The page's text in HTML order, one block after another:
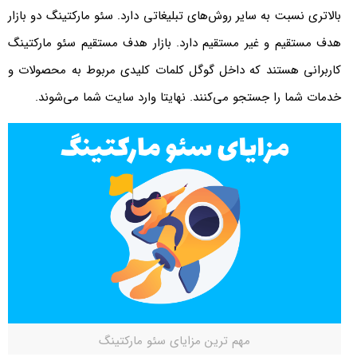
بالاتری نسبت به سایر روش‌های تبلیغاتی دارد. سئو مارکتینگ دو بازار
هدف مستقیم و غیر مستقیم دارد. بازار هدف مستقیم سئو مارکتینگ
کاربرانی هستند که داخل گوگل کلمات کلیدی مربوط به محصولات و
خدمات شما را جستجو می‌کنند. نهایتا وارد سایت شما می‌شوند.
مهم ترین مزایای سئو مارکتینگ